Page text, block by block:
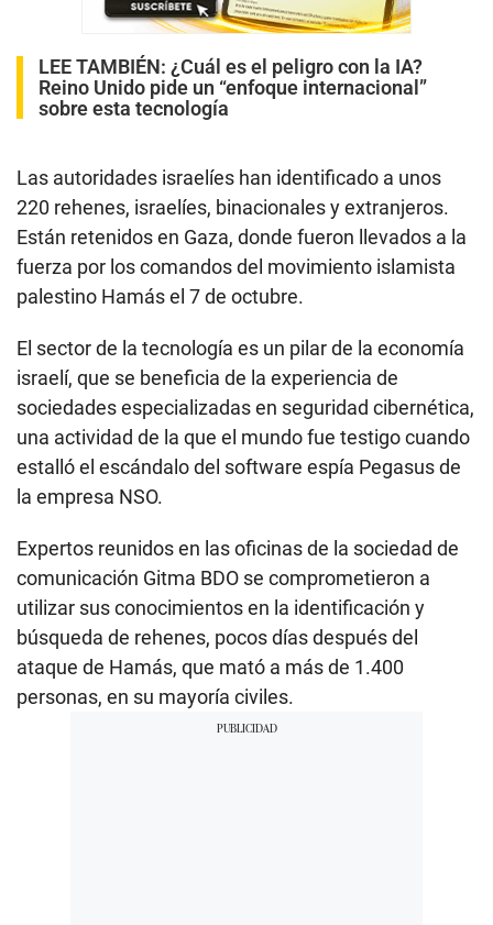
LEE TAMBIÉN: ¿Cuál es el peligro con la IA?
Reino Unido pide un “enfoque internacional”
sobre esta tecnología
Las autoridades israelíes han identificado a unos
220 rehenes, israelíes, binacionales y extranjeros.
Están retenidos en Gaza, donde fueron llevados a la
fuerza por los comandos del movimiento islamista
palestino Hamás el 7 de octubre.
El sector de la tecnología es un pilar de la economía
israelí, que se beneficia de la experiencia de
sociedades especializadas en seguridad cibernética,
una actividad de la que el mundo fue testigo cuando
estalló el escándalo del software espía Pegasus de
la empresa NSO.
Expertos reunidos en las oficinas de la sociedad de
comunicación Gitma BDO se comprometieron a
utilizar sus conocimientos en la identificación y
búsqueda de rehenes, pocos días después del
ataque de Hamás, que mató a más de 1.400
personas, en su mayoría civiles.